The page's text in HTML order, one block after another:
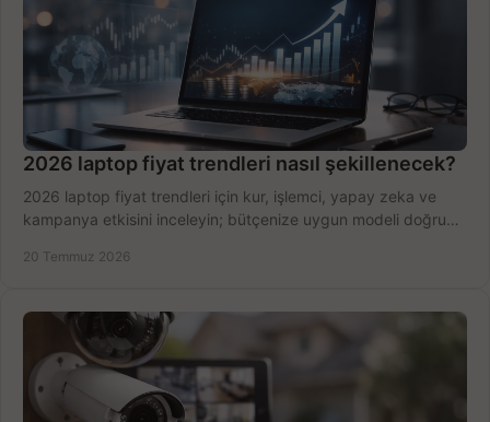
2026 laptop fiyat trendleri nasıl şekillenecek?
2026 laptop fiyat trendleri için kur, işlemci, yapay zeka ve
kampanya etkisini inceleyin; bütçenize uygun modeli doğru
20 Temmuz 2026